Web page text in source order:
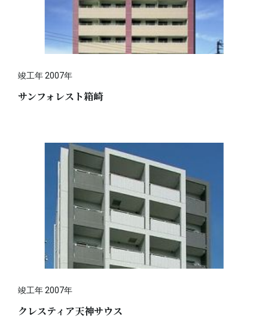
竣工年 2007年
サンフォレスト箱崎
竣工年 2007年
クレスティア天神サウス